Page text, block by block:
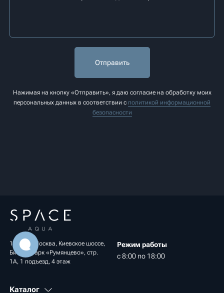
Отправить
Нажимая на кнопку «Отправить», я даю согласие на обработку моих
персональных данных в соответствии с политикой информационной
безопасности
108811, Москва, Киевское шоссе,
Бизнес-парк «Румянцево», стр.
1А, 1 подъезд, 4 этаж
Режим работы
с 8:00 по 18:00
Каталог